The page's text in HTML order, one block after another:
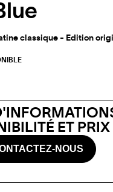
classique - Edition
ET PRIX
NOUS